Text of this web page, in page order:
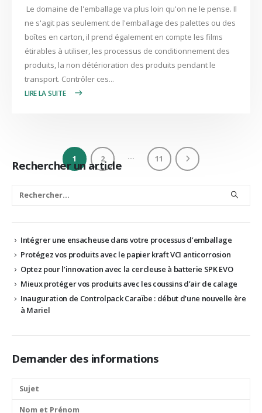
Le domaine de l'emballage va plus loin qu'on ne le pense. Il
ne s'agit pas seulement de l'emballage des palettes ou des
boîtes en carton, il prend également en compte les films
étirables à utiliser, les processus de conditionnement des
produits, la non détérioration des produits pendant le
transport. Contrôler ces...
1 2 … 11
Rechercher un article
Intégrer une ensacheuse dans votre processus d’emballage
Protégez vos produits avec le papier kraft VCI anticorrosion
Optez pour l’innovation avec la cercleuse à batterie SPK EVO
Mieux protéger vos produits avec les coussins d’air de calage
Inauguration de Controlpack Caraïbe : début d’une nouvelle ère
à Mariel
Demander des informations